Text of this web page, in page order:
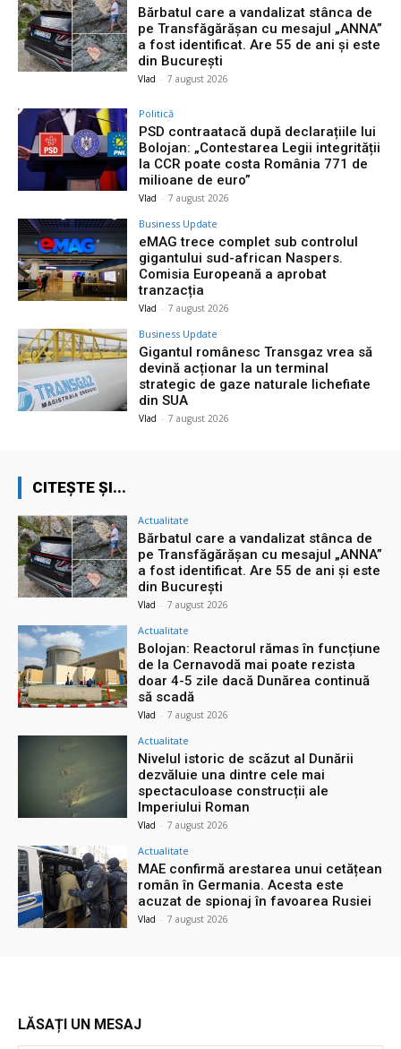
Bărbatul care a vandalizat stânca de
pe Transfăgărășan cu mesajul „ANNA”
a fost identificat. Are 55 de ani și este
din București
Vlad - 7 august 2026
Politică
PSD contraatacă după declarațiile lui
Bolojan: „Contestarea Legii integrității
la CCR poate costa România 771 de
milioane de euro”
Vlad - 7 august 2026
Business Update
eMAG trece complet sub controlul
gigantului sud-african Naspers.
Comisia Europeană a aprobat
tranzacția
Vlad - 7 august 2026
Business Update
Gigantul românesc Transgaz vrea să
devină acționar la un terminal
strategic de gaze naturale lichefiate
din SUA
Vlad - 7 august 2026
CITEȘTE ȘI...
Actualitate
Bărbatul care a vandalizat stânca de
pe Transfăgărășan cu mesajul „ANNA”
a fost identificat. Are 55 de ani și este
din București
Vlad - 7 august 2026
Actualitate
Bolojan: Reactorul rămas în funcțiune
de la Cernavodă mai poate rezista
doar 4-5 zile dacă Dunărea continuă
să scadă
Vlad - 7 august 2026
Actualitate
Nivelul istoric de scăzut al Dunării
dezvăluie una dintre cele mai
spectaculoase construcții ale
Imperiului Roman
Vlad - 7 august 2026
Actualitate
MAE confirmă arestarea unui cetățean
român în Germania. Acesta este
acuzat de spionaj în favoarea Rusiei
Vlad - 7 august 2026
LĂSAȚI UN MESAJ